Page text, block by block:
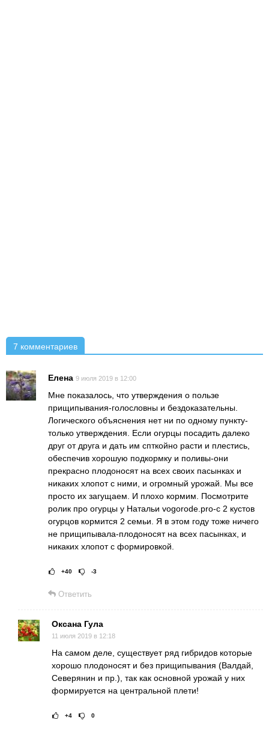
7 комментариев
Елена 9 июля 2019 в 12:00
Мне показалось, что утверждения о пользе
прищипывания-голословны и бездоказательны.
Логического объяснения нет ни по одному пункту-
только утверждения. Если огурцы посадить далеко
друг от друга и дать им спткойно расти и плестись,
обеспечив хорошую подкормку и поливы-они
прекрасно плодоносят на всех своих пасынках и
никаких хлопот с ними, и огромный урожай. Мы все
просто их загущаем. И плохо кормим. Посмотрите
ролик про огурцы у Натальи vogorode.pro-с 2 кустов
огурцов кормится 2 семьи. Я в этом году тоже ничего
не прищипывала-плодоносят на всех пасынках, и
никаких хлопот с формировкой.
Рейтинг статьи:
+40 -3
Ответить
Оксана Гула
11 июля 2019 в 12:18
На самом деле, существует ряд гибридов которые
хорошо плодоносят и без прищипывания (Валдай,
Северянин и пр.), так как основной урожай у них
формируется на центральной плети!
Рейтинг статьи:
+4 0